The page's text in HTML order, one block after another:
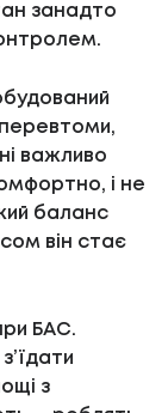
занадто
важливо
і не
баланс
він стає
БАС.
з